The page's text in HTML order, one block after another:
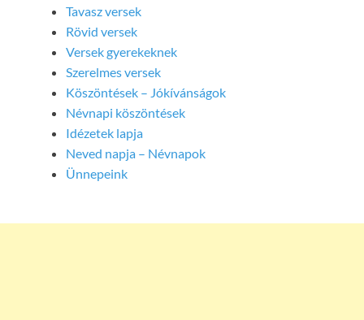
Tavasz versek
Rövid versek
Versek gyerekeknek
Szerelmes versek
Köszöntések – Jókívánságok
Névnapi köszöntések
Idézetek lapja
Neved napja – Névnapok
Ünnepeink